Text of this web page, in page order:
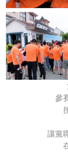
參
讓黨